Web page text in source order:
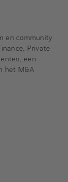
en community
Private
een
het M&A